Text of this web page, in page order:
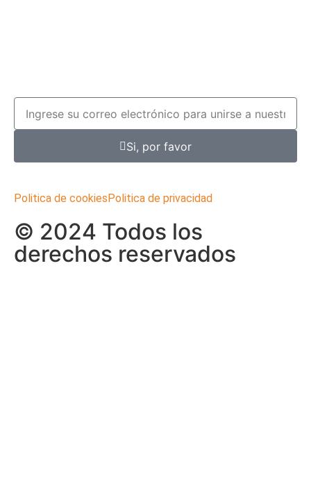
Si, por favor
Politica de cookies Politica de privacidad
© 2024 Todos los
derechos reservados